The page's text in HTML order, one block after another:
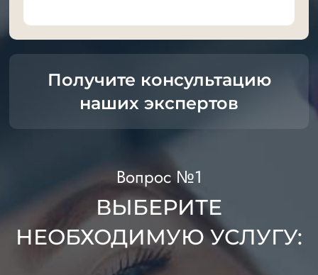
Вопрос №1
ВЫБЕРИТЕ
НЕОБХОДИМУЮ УСЛУГУ:
Получите консультацию
наших экспертов